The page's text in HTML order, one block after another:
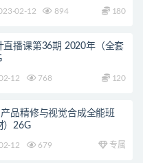
02-12 894 180
直播课第36期 2020年（全套
12 768 120
产品精修与视觉合成全能班
）26G
12 679 专属